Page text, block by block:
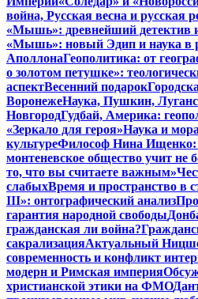
война, Русская весна и русская
«Мышь»: древнейший детектив
«Мышь»: новый Эдип и наука в
АполлонаГеополитика: от
о золотом петушке»:
аспектВесенний подарок
ВоронежеНаука, Пушкин,
НовгородГудбай, Америка:
«Зеркало для героя»Наука и
культуреФилософ Нина Ищенко:
монтеневское общество учит не
то, что вы считаете важным»
слабыхВремя и пространство в
III»: онтографический анализ
гарантия народной свободы
гражданская ли война?
сакрализацияАктуальный
современность и конфликт
модерн и Римская империя
христианской этики на ФМО